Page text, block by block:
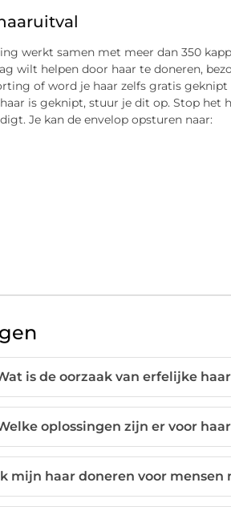
werkt samen met meer dan 350
wilt helpen door haar te doneren,
of word je haar zelfs gratis
is geknipt, stuur je dit op. Stop het
Je kan de envelop opsturen naar:
is de oorzaak van erfelijke
oplossingen zijn er voor
mijn haar doneren voor mensen